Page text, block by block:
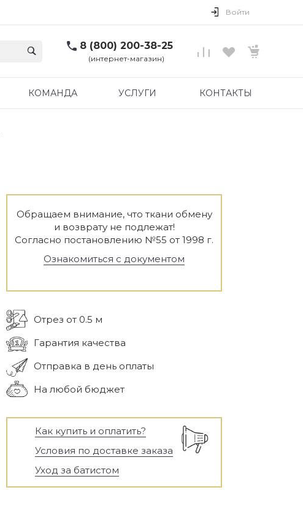
Войти
8 (800) 200-38-25
(интернет-магазин)
КОМАНДА УСЛУГИ КОНТАКТЫ
Обращаем внимание, что ткани обмену
и возврату не подлежат!
Согласно постановлению №55 от 1998 г.
Ознакомиться с документом
Отрез от 0.5 м
Гарантия качества
Отправка в день оплаты
На любой бюджет
Как купить и оплатить?
Условия по доставке заказа
Уход за батистом